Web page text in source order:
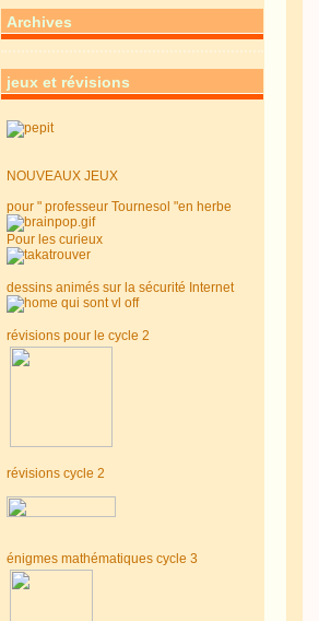
Archives
jeux et révisions
NOUVEAUX JEUX
pour " professeur Tournesol "en herbe
Pour les curieux
dessins animés sur la sécurité Internet
révisions pour le cycle 2
révisions cycle 2
énigmes mathématiques cycle 3